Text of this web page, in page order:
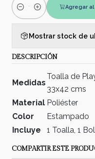
Cantidad
Agregar al
Mostrar stock de
DESCRIPCIÓN
Medidas
Toalla de
33x42 cms
Material Poliéster
Color
Estampado
Incluye
1 Toalla, 1
COMPARTIR ESTE